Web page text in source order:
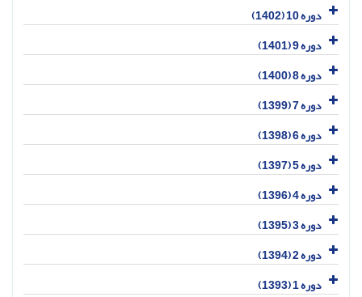
دوره 10 (1402)
دوره 9 (1401)
دوره 8 (1400)
دوره 7 (1399)
دوره 6 (1398)
دوره 5 (1397)
دوره 4 (1396)
دوره 3 (1395)
دوره 2 (1394)
دوره 1 (1393)